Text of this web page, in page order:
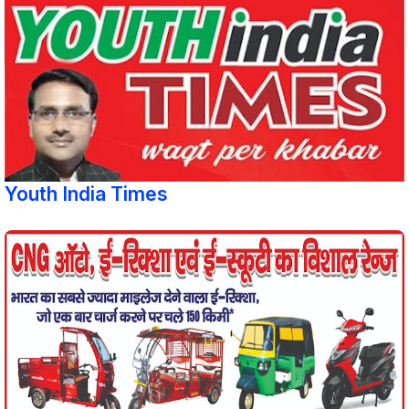
Youth India Times